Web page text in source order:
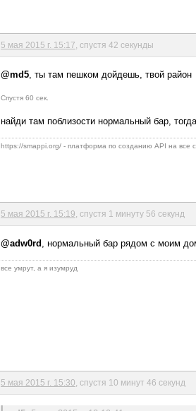
5 мая 2015 г. 15:17 , спустя 42 секунды
@md5, ты там пешком дойдешь, твой район
Спустя 60 сек.
найди там поблизости нормальный бар,
https://smappi.org/ - платформа по созданию API на все
5 мая 2015 г. 15:19 , спустя 1 минуту 56 секунд
@adw0rd , нормальный бар рядом с моим
все умрут, а я изумруд
5 мая 2015 г. 15:30 , спустя 10 минут 46 секунд